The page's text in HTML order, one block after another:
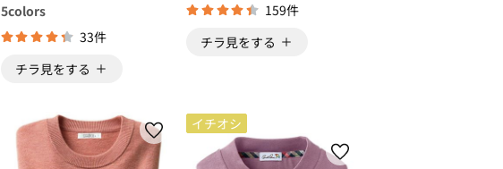
5colors
33件
チラ見をする
159件
チラ見をする
イチオシ